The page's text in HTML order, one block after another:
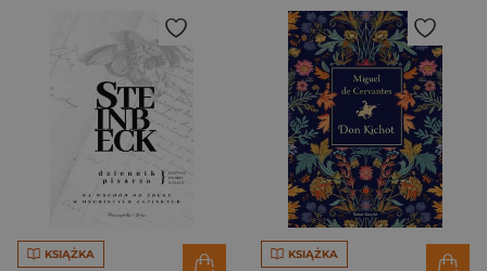
KSIĄŻKA KSIĄŻKA